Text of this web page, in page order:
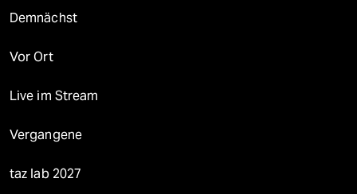
Demnächst
Vor Ort
Live im Stream
Vergangene
taz lab 2027